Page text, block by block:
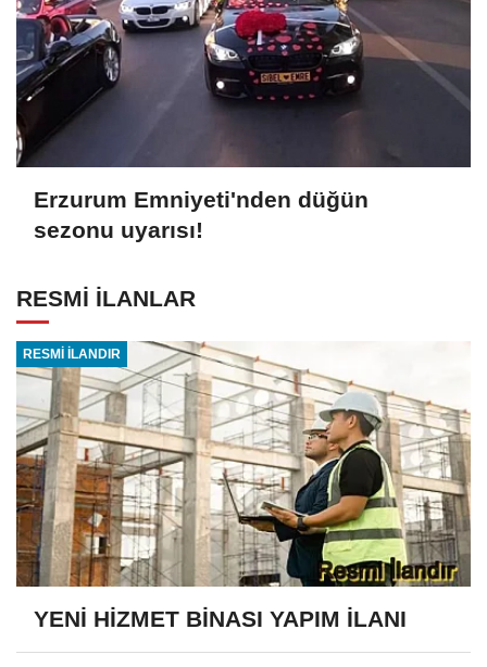
Erzurum Emniyeti'nden düğün
sezonu uyarısı!
RESMİ İLANLAR
RESMİ İLANDIR
YENİ HİZMET BİNASI YAPIM İLANI